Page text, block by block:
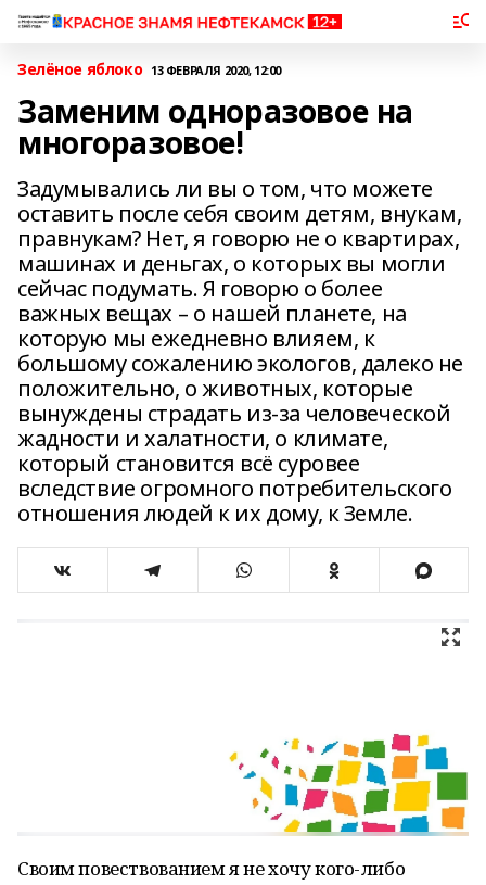
Зелёное яблоко 13 ФЕВРАЛЯ 2020, 12:00
Заменим одноразовое на
многоразовое!
Задумывались ли вы о том, что можете
оставить после себя своим детям, внукам,
правнукам? Нет, я говорю не о квартирах,
машинах и деньгах, о которых вы могли
сейчас подумать. Я говорю о более
важных вещах – о нашей планете, на
которую мы ежедневно влияем, к
большому сожалению экологов, далеко не
положительно, о животных, которые
вынуждены страдать из-за человеческой
жадности и халатности, о климате,
который становится всё суровее
вследствие огромного потребительского
отношения людей к их дому, к Земле.
Своим повествованием я не хочу кого-либо